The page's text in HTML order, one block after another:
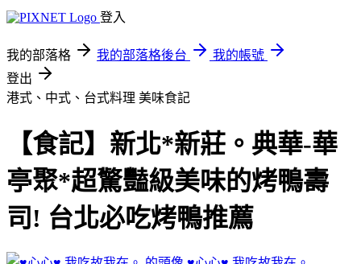
登入
我的部落格 我的部落格後台
我的帳號
登出
港式、中式、台式料理 美味食記
【食記】新北*新莊。典華-華
亭聚*超驚豔級美味的烤鴨壽
司! 台北必吃烤鴨推薦